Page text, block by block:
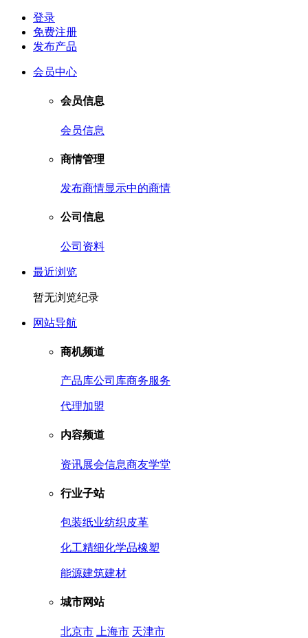
登录
免费注册
发布产品
会员中心
会员信息
会员信息
商情管理
发布商情显示中的商情
公司信息
公司资料
最近浏览
暂无浏览纪录
网站导航
商机频道
产品库公司库商务服务
代理加盟
内容频道
资讯展会信息商友学堂
行业子站
包装纸业纺织皮革
化工精细化学品橡塑
能源建筑建材
城市网站
北京市 上海市 天津市